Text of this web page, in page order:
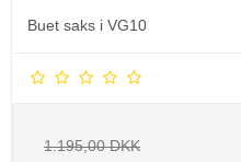
Buet saks i VG10
1.195,00 DKK